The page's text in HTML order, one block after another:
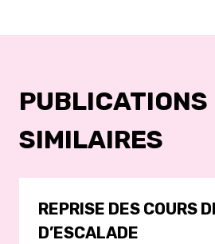
PUBLICATIONS
SIMILAIRES
REPRISE DES COURS
D’ESCALADE